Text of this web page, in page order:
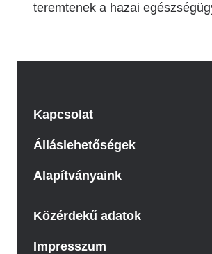
teremtenek a hazai
Kapcsolat
Álláslehetőségek
Alapítványaink
Közérdekű adatok
Impresszum